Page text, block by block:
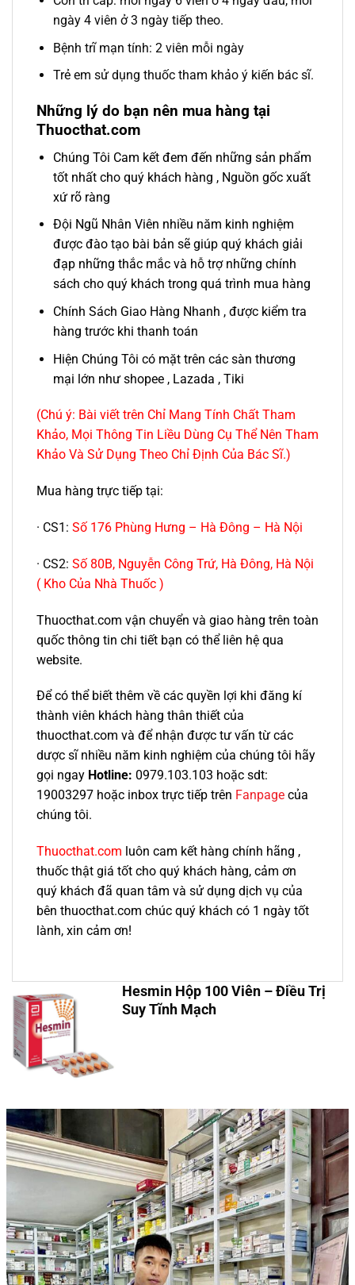
ngày 4 viên ở 3 ngày tiếp theo.
Bệnh trĩ mạn tính: 2 viên mỗi ngày
Trẻ em sử dụng thuốc tham khảo ý kiến bác sĩ.
Những lý do bạn nên mua hàng tại
Thuocthat.com
Chúng Tôi Cam kết đem đến những sản phẩm
tốt nhất cho quý khách hàng , Nguồn gốc xuất
xứ rõ ràng
Đội Ngũ Nhân Viên nhiều năm kinh nghiệm
được đào tạo bài bản sẽ giúp quý khách giải
đạp những thắc mắc và hỗ trợ những chính
sách cho quý khách trong quá trình mua hàng
Chính Sách Giao Hàng Nhanh , được kiểm tra
hàng trước khi thanh toán
Hiện Chúng Tôi có mặt trên các sàn thương
mại lớn như shopee , Lazada , Tiki
(Chú ý: Bài viết trên Chỉ Mang Tính Chất Tham
Khảo, Mọi Thông Tin Liều Dùng Cụ Thể Nên Tham
Khảo Và Sử Dụng Theo Chỉ Định Của Bác Sĩ.)
Mua hàng trực tiếp tại:
· CS1: Số 176 Phùng Hưng – Hà Đông – Hà Nội
· CS2: Số 80B, Nguyễn Công Trứ, Hà Đông, Hà Nội
( Kho Của Nhà Thuốc )
Thuocthat.com vận chuyển và giao hàng trên toàn
quốc thông tin chi tiết bạn có thể liên hệ qua
website.
Để có thể biết thêm về các quyền lợi khi đăng kí
thành viên khách hàng thân thiết của
thuocthat.com và để nhận được tư vấn từ các
dược sĩ nhiều năm kinh nghiệm của chúng tôi hãy
gọi ngay Hotline: 0979.103.103 hoặc sdt:
19003297 hoặc inbox trực tiếp trên Fanpage của
chúng tôi.
Thuocthat.com luôn cam kết hàng chính hãng ,
thuốc thật giá tốt cho quý khách hàng, cảm ơn
quý khách đã quan tâm và sử dụng dịch vụ của
bên thuocthat.com chúc quý khách có 1 ngày tốt
lành, xin cảm ơn!
Hesmin Hộp 100 Viên – Điều Trị
Suy Tĩnh Mạch